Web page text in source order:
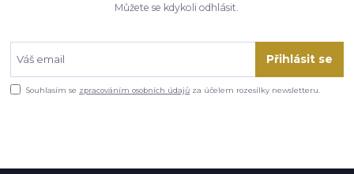
Můžete se kdykoli odhlásit.
Přihlásit se
Souhlasím se zpracováním osobních údajů za účelem rozesílky newsletteru.